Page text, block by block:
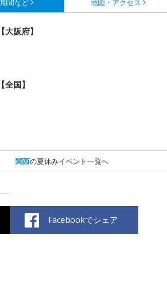
間など 地図・アクセス
阪府】
国】
関西の夏休みイベント一覧へ
Facebookでシェア